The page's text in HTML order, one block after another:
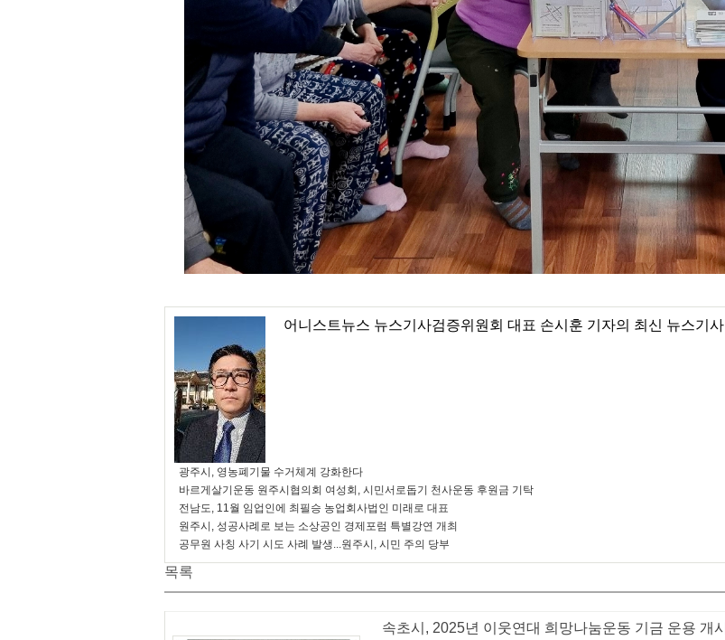
어니스트뉴스 뉴스기사검증위원회 대표 손시훈 기자의 최신 뉴스기사
광주시, 영농폐기물 수거체계 강화한다
바르게살기운동 원주시협의회 여성회, 시민서로돕기 천사운동 후원금 기탁
전남도, 11월 임업인에 최필승 농업회사법인 미래로 대표
원주시, 성공사례로 보는 소상공인 경제포럼 특별강연 개최
공무원 사칭 사기 시도 사례 발생...원주시, 시민 주의 당부
목록
속초시, 2025년 이웃연대 희망나눔운동 기금 운용 개시